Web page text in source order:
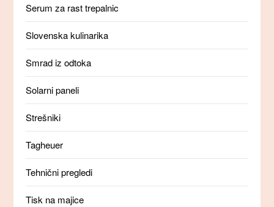
Serum za rast trepalnic
Slovenska kulinarika
Smrad iz odtoka
Solarni paneli
Strešniki
Tagheuer
Tehnični pregledi
Tisk na majice